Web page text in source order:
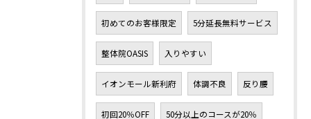
初めてのお客様限定 5分延長無料サービス
整体院OASIS 入りやすい
イオンモール新利府 体調不良 反り腰
初回20％OFF 50分以上のコースが20％